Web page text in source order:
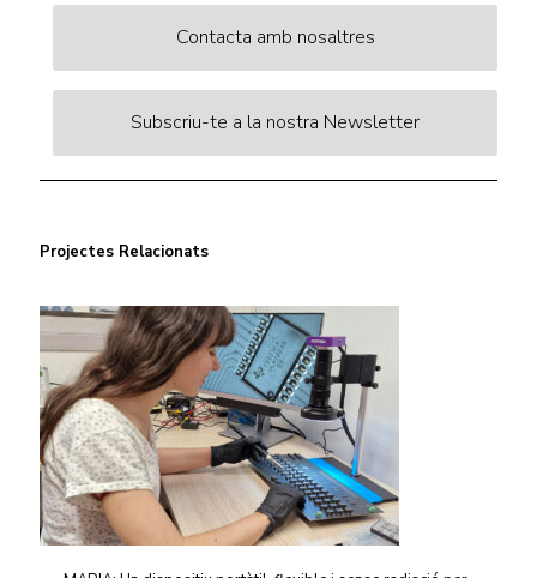
Contacta amb nosaltres
Subscriu-te a la nostra Newsletter
Projectes Relacionats